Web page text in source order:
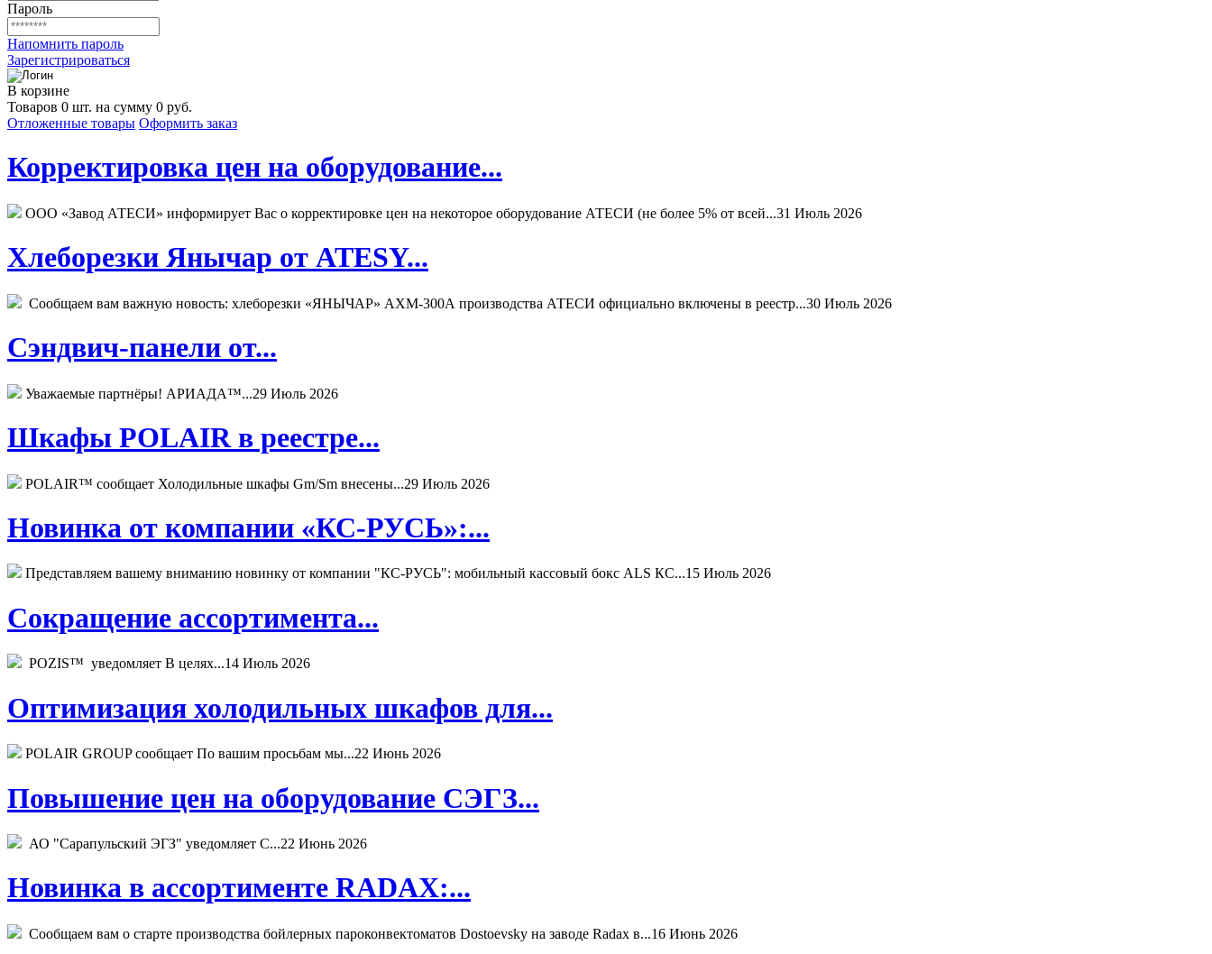
Пароль
Напомнить пароль
Зарегистрироваться
В корзине
Товаров 0 шт. на сумму 0 руб.
Отложенные товары Оформить заказ
Корректировка цен на оборудование...
ООО «Завод АТЕСИ» информирует Вас о корректировке цен на некоторое оборудование АТЕСИ (не более 5% от всей...31 Июль 2026
Хлеборезки Янычар от ATESY...
Сообщаем вам важную новость: хлеборезки «ЯНЫЧАР» АХМ-300А производства АТЕСИ официально включены в реестр...30 Июль 2026
Сэндвич-панели от...
Уважаемые партнёры! АРИАДА™...29 Июль 2026
Шкафы POLAIR в реестре...
POLAIR™ сообщает Холодильные шкафы Gm/Sm внесены...29 Июль 2026
Новинка от компании «КС-РУСЬ»:...
Представляем вашему вниманию новинку от компании "КС-РУСЬ": мобильный кассовый бокс ALS КС...15 Июль 2026
Сокращение ассортимента...
POZIS™ уведомляет В целях...14 Июль 2026
Оптимизация холодильных шкафов для...
POLAIR GROUP сообщает По вашим просьбам мы...22 Июнь 2026
Повышение цен на оборудование СЭГЗ...
АО "Сарапульский ЭГЗ" уведомляет С...22 Июнь 2026
Новинка в ассортименте RADAX:...
Сообщаем вам о старте производства бойлерных пароконвектоматов Dostoevsky на заводе Radax в...16 Июнь 2026